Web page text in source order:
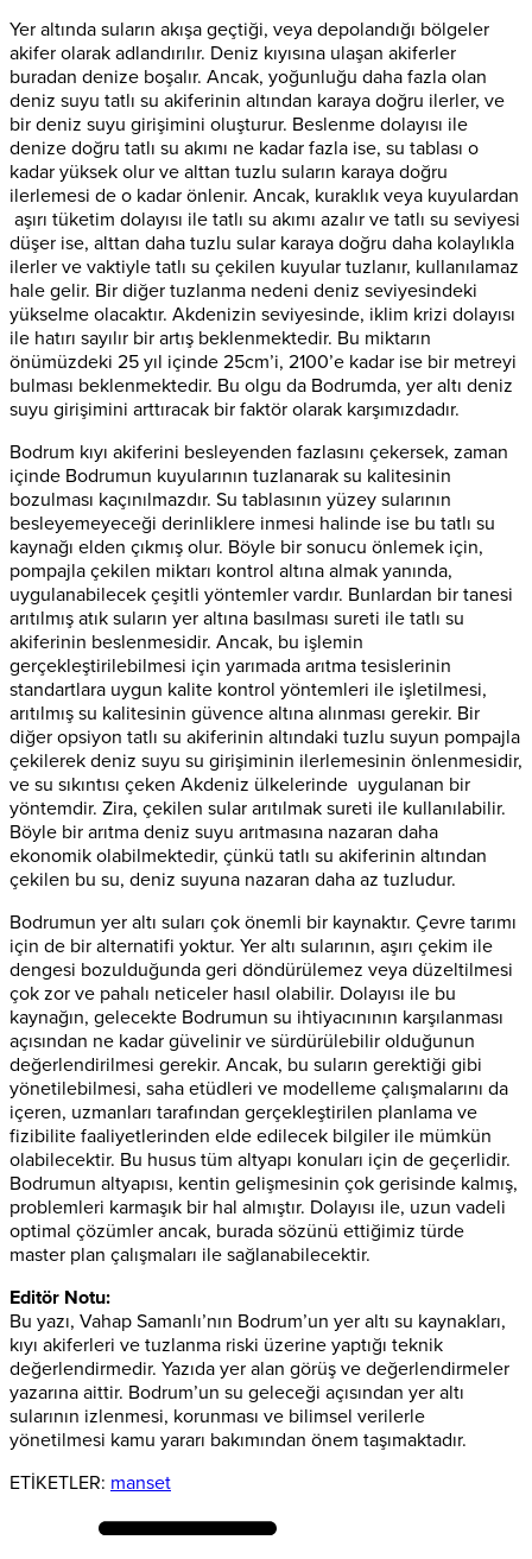
Yer altında suların akışa geçtiği, veya depolandığı bölgeler
akifer olarak adlandırılır. Deniz kıyısına ulaşan akiferler
buradan denize boşalır. Ancak, yoğunluğu daha fazla olan
deniz suyu tatlı su akiferinin altından karaya doğru ilerler, ve
bir deniz suyu girişimini oluşturur. Beslenme dolayısı ile
denize doğru tatlı su akımı ne kadar fazla ise, su tablası o
kadar yüksek olur ve alttan tuzlu suların karaya doğru
ilerlemesi de o kadar önlenir. Ancak, kuraklık veya kuyulardan
aşırı tüketim dolayısı ile tatlı su akımı azalır ve tatlı su seviyesi
düşer ise, alttan daha tuzlu sular karaya doğru daha kolaylıkla
ilerler ve vaktiyle tatlı su çekilen kuyular tuzlanır, kullanılamaz
hale gelir. Bir diğer tuzlanma nedeni deniz seviyesindeki
yükselme olacaktır. Akdenizin seviyesinde, iklim krizi dolayısı
ile hatırı sayılır bir artış beklenmektedir. Bu miktarın
önümüzdeki 25 yıl içinde 25cm’i, 2100’e kadar ise bir metreyi
bulması beklenmektedir. Bu olgu da Bodrumda, yer altı deniz
suyu girişimini arttıracak bir faktör olarak karşımızdadır.
Bodrum kıyı akiferini besleyenden fazlasını çekersek, zaman
içinde Bodrumun kuyularının tuzlanarak su kalitesinin
bozulması kaçınılmazdır. Su tablasının yüzey sularının
besleyemeyeceği derinliklere inmesi halinde ise bu tatlı su
kaynağı elden çıkmış olur. Böyle bir sonucu önlemek için,
pompajla çekilen miktarı kontrol altına almak yanında,
uygulanabilecek çeşitli yöntemler vardır. Bunlardan bir tanesi
arıtılmış atık suların yer altına basılması sureti ile tatlı su
akiferinin beslenmesidir. Ancak, bu işlemin
gerçekleştirilebilmesi için yarımada arıtma tesislerinin
standartlara uygun kalite kontrol yöntemleri ile işletilmesi,
arıtılmış su kalitesinin güvence altına alınması gerekir. Bir
diğer opsiyon tatlı su akiferinin altındaki tuzlu suyun pompajla
çekilerek deniz suyu su girişiminin ilerlemesinin önlenmesidir,
ve su sıkıntısı çeken Akdeniz ülkelerinde uygulanan bir
yöntemdir. Zira, çekilen sular arıtılmak sureti ile kullanılabilir.
Böyle bir arıtma deniz suyu arıtmasına nazaran daha
ekonomik olabilmektedir, çünkü tatlı su akiferinin altından
çekilen bu su, deniz suyuna nazaran daha az tuzludur.
Bodrumun yer altı suları çok önemli bir kaynaktır. Çevre tarımı
için de bir alternatifi yoktur. Yer altı sularının, aşırı çekim ile
dengesi bozulduğunda geri döndürülemez veya düzeltilmesi
çok zor ve pahalı neticeler hasıl olabilir. Dolayısı ile bu
kaynağın, gelecekte Bodrumun su ihtiyacınının karşılanması
açısından ne kadar güvelinir ve sürdürülebilir olduğunun
değerlendirilmesi gerekir. Ancak, bu suların gerektiği gibi
yönetilebilmesi, saha etüdleri ve modelleme çalışmalarını da
içeren, uzmanları tarafından gerçekleştirilen planlama ve
fizibilite faaliyetlerinden elde edilecek bilgiler ile mümkün
olabilecektir. Bu husus tüm altyapı konuları için de geçerlidir.
Bodrumun altyapısı, kentin gelişmesinin çok gerisinde kalmış,
problemleri karmaşık bir hal almıştır. Dolayısı ile, uzun vadeli
optimal çözümler ancak, burada sözünü ettiğimiz türde
master plan çalışmaları ile sağlanabilecektir.
Editör Notu:
Bu yazı, Vahap Samanlı’nın Bodrum’un yer altı su kaynakları,
kıyı akiferleri ve tuzlanma riski üzerine yaptığı teknik
değerlendirmedir. Yazıda yer alan görüş ve değerlendirmeler
yazarına aittir. Bodrum’un su geleceği açısından yer altı
sularının izlenmesi, korunması ve bilimsel verilerle
yönetilmesi kamu yararı bakımından önem taşımaktadır.
ETİKETLER: manset